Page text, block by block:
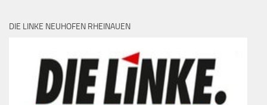
DIE LINKE NEUHOFEN RHEINAUEN